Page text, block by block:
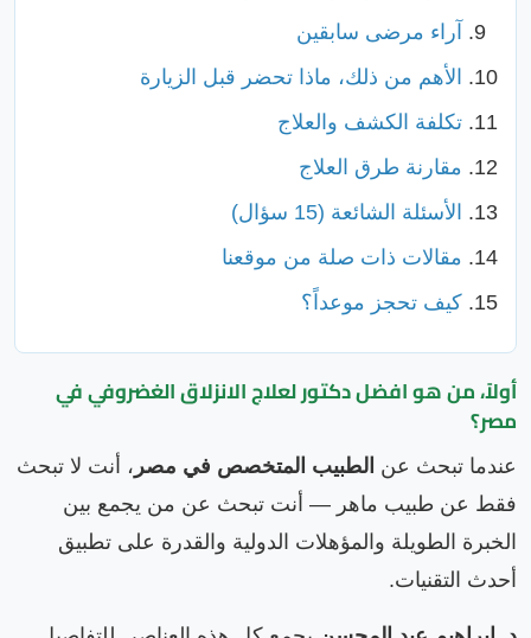
آراء مرضى سابقين
الأهم من ذلك، ماذا تحضر قبل الزيارة
تكلفة الكشف والعلاج
مقارنة طرق العلاج
الأسئلة الشائعة (15 سؤال)
مقالات ذات صلة من موقعنا
كيف تحجز موعداً؟
أولاً، من هو افضل دكتور لعلاج الانزلاق الغضروفي في
مصر؟
عندما تبحث عن الطبيب المتخصص في مصر ، أنت لا تبحث
فقط عن طبيب ماهر — أنت تبحث عن من يجمع بين
الخبرة الطويلة والمؤهلات الدولية والقدرة على تطبيق
أحدث التقنيات.